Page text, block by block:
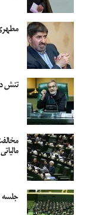
تنش
مالیاتی
جلسه